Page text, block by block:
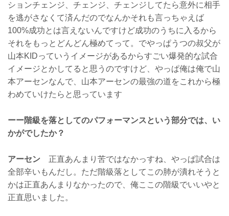
ションチェンジ、チェンジ、チェンジしてたら意外に相手
を逃がさなくて済んだのでなんかそれも言っちゃえば
100%成功とは言えないんですけど成功のうちに入るから
それをもっとどんどん極めてって。でやっぱうつの叔父が
山本KIDっていうイメージがあるからすごい爆発的な試合
イメージとかしてると思うのですけど、やっぱ俺は俺で山
本アーセンなんで、山本アーセンの最強の道をこれから極
わめていけたらと思っています
ーー階級を落としてのパフォーマンスという部分では、い
かがでしたか？
アーセン 正直あんまり苦ではなかっすね、やっぱ試合は
全部辛いもんだし。ただ階級落としてこの肺が潰れそうと
かは正直あんまりなかったので、俺ここの階級でいいやと
正直思いました。